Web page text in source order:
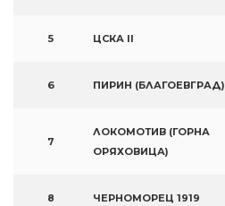
5 ЦСКА II
6 ПИРИН (БЛАГОЕВГРАД)
7
ЛОКОМОТИВ (ГОРНА
ОРЯХОВИЦА)
8 ЧЕРНОМОРЕЦ 1919